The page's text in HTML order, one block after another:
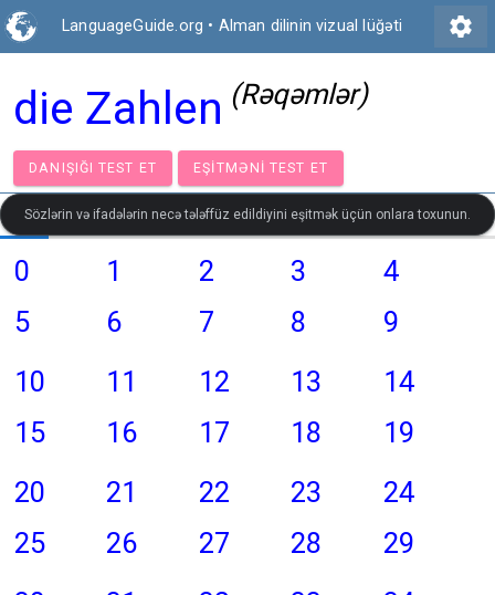
LanguageGuide.org • Alman dilinin vizual lüğəti settings
die Zahlen (Rəqəmlər)
DANIŞIĞI TEST ET EŞITMƏNI TEST ET
Sözlərin və ifadələrin necə tələffüz edildiyini eşitmək üçün onlara toxunun.
0 1 2 3
4
5
6 7 8
9
10
11 12 13
14
15
16 17 18
19
20
21 22 23
24
25
26 27 28
29